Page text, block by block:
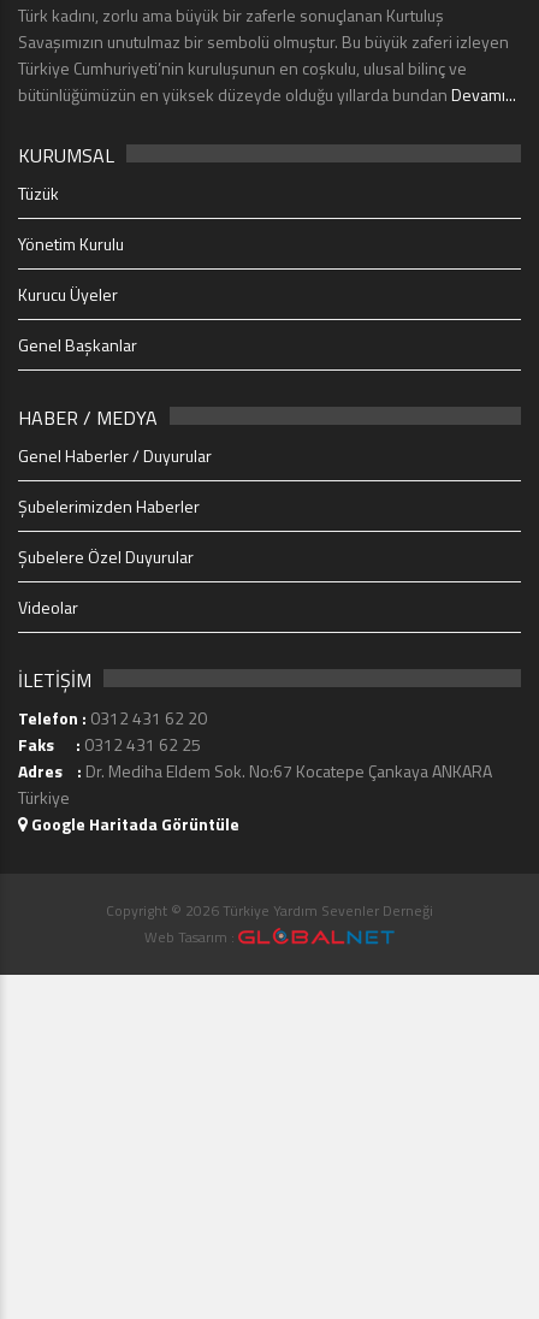
Türk kadını, zorlu ama büyük bir zaferle sonuçlanan Kurtuluş
Savaşımızın unutulmaz bir sembolü olmuştur. Bu büyük zaferi izleyen
Türkiye Cumhuriyeti’nin kuruluşunun en coşkulu, ulusal bilinç ve
bütünlüğümüzün en yüksek düzeyde olduğu yıllarda bundanDevamı...
KURUMSAL
Tüzük
Yönetim Kurulu
Kurucu Üyeler
Genel Başkanlar
HABER / MEDYA
Genel Haberler / Duyurular
Şubelerimizden Haberler
Şubelere Özel Duyurular
Videolar
İLETİŞİM
Telefon : 0312 431 62 20
Faks : 0312 431 62 25
Adres : Dr. Mediha Eldem Sok. No:67 Kocatepe Çankaya ANKARA
Türkiye
Google Haritada Görüntüle
Copyright © 2026 Türkiye Yardım Sevenler Derneği
Web Tasarım :